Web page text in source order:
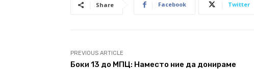
Share Facebook Twitter
PREVIOUS ARTICLE
Боки 13 до МПЦ: Наместо ние да донираме